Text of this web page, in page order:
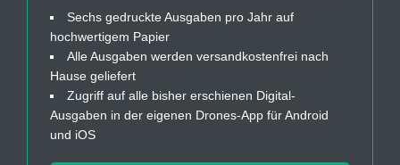
Sechs gedruckte Ausgaben pro Jahr auf
hochwertigem Papier
Alle Ausgaben werden versandkostenfrei nach
Hause geliefert
Zugriff auf alle bisher erschienen Digital-
Ausgaben in der eigenen Drones-App für Android
und iOS